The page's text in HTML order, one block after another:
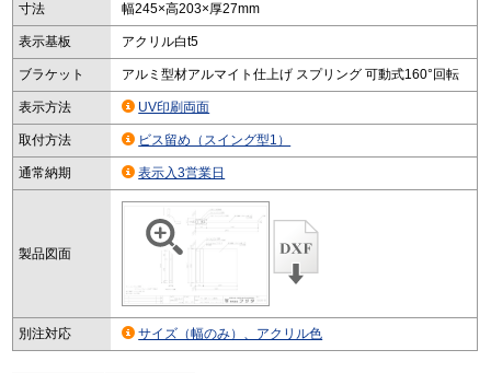
寸法 幅245×高203×厚27mm
表示基板 アクリル白t5
ブラケット アルミ型材アルマイト仕上げ スプリング 可動式160°回転
表示方法 UV印刷両面
取付方法 ビス留め（スイング型1）
通常納期 表示入3営業日
製品図面
別注対応 サイズ（幅のみ）、アクリル色